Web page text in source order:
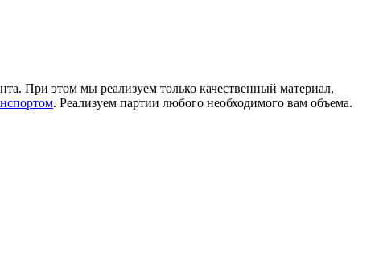
При этом мы реализуем только качественный материал,
. Реализуем партии любого необходимого вам объема.